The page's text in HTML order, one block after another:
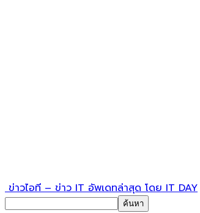
ข่าวไอที – ข่าว IT อัพเดทล่าสุด โดย IT DAY